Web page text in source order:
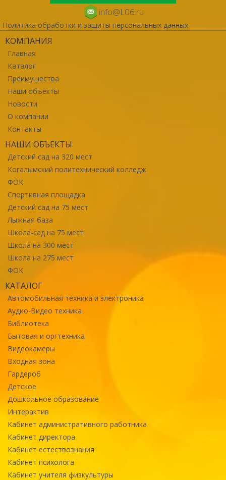
info@L06.ru
Политика обработки и защиты персональных данных
КОМПАНИЯ
Главная
Каталог
Преимущества
Наши объекты
Новости
О компании
Контакты
НАШИ ОБЪЕКТЫ
Детский сад на 320 мест
Когалымский политехнический колледж
ФОК
Спортивная площадка
Детский сад на 75 мест
Лыжная база
Школа-сад на 75 мест
Школа на 300 мест
Школа на 275 мест
ФОК
КАТАЛОГ
Автомобильная техника и электроника
Аудио-Видео техника
Библиотека
Бытовая и оргтехника
Видеокамеры
Входная зона
Гардероб
Детское
Дошкольное образование
Интерактив
Кабинет административного работника
Кабинет директора
Кабинет естествознания
Кабинет психолога
Кабинет учителя физкультуры